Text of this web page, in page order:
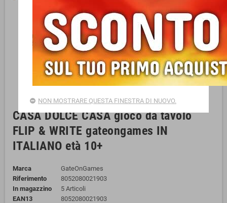
CASA DOLCE CASA gioco da tavolo
FLIP & WRITE gateongames IN
ITALIANO età 10+
Marca
GateOnGames
Riferimento
8052080021903
In magazzino
5 Articoli
EAN13
8052080021903
NON MOSTRARE QUESTA FINESTRA DI NUOVO.